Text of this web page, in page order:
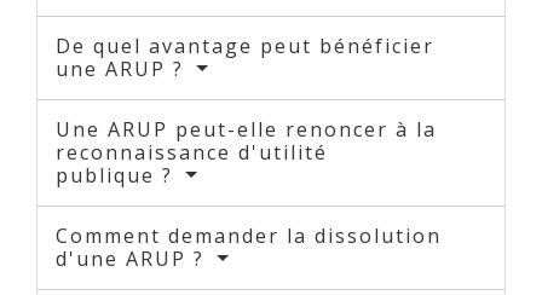
De quel avantage peut bénéficier
une ARUP ?
Une ARUP peut-elle renoncer à la
reconnaissance d'utilité
publique ?
Comment demander la dissolution
d'une ARUP ?